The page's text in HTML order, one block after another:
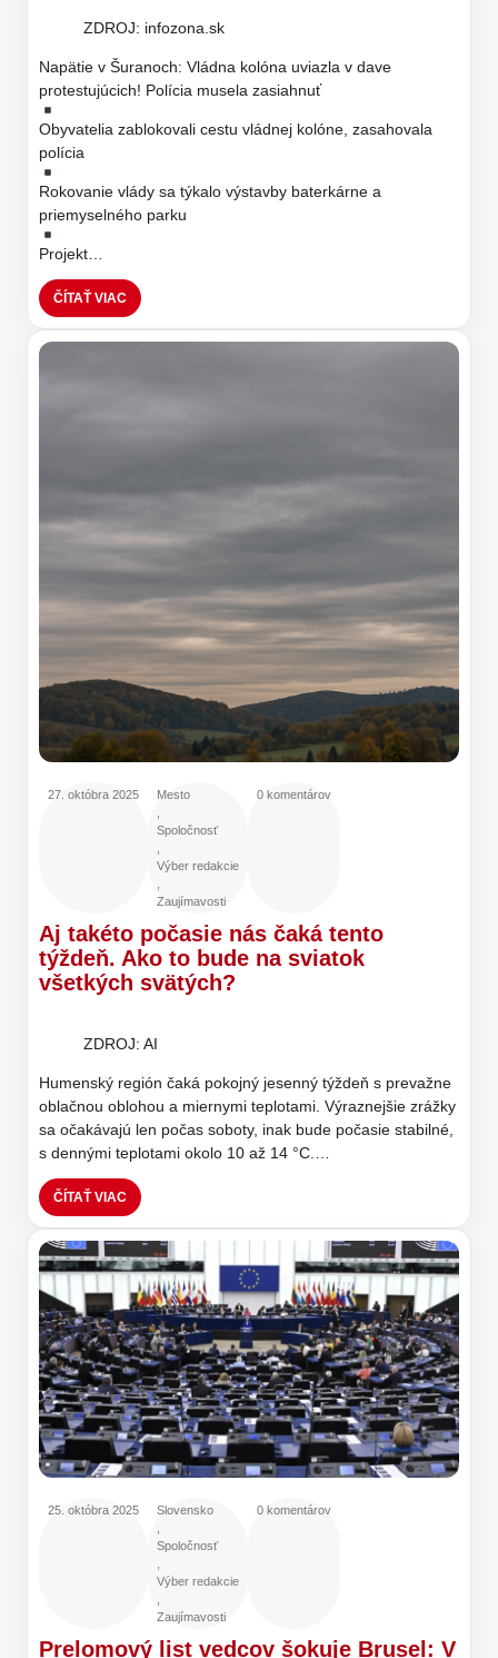
ZDROJ: infozona.sk
Napätie v Šuranoch: Vládna kolóna uviazla v dave
protestujúcich! Polícia musela zasiahnuť
Obyvatelia zablokovali cestu vládnej kolóne, zasahovala
polícia
Rokovanie vlády sa týkalo výstavby baterkárne a
priemyselného parku
Projekt…
ČÍTAŤ VIAC
27. októbra 2025
Mesto
Spoločnosť
Výber redakcie
Zaujímavosti
0 komentárov
Aj takéto počasie nás čaká tento
týždeň. Ako to bude na sviatok
všetkých svätých?
ZDROJ: AI
Humenský región čaká pokojný jesenný týždeň s prevažne
oblačnou oblohou a miernymi teplotami. Výraznejšie zrážky
sa očakávajú len počas soboty, inak bude počasie stabilné,
s dennými teplotami okolo 10 až 14 °C.…
ČÍTAŤ VIAC
25. októbra 2025
Slovensko
Spoločnosť
Výber redakcie
Zaujímavosti
0 komentárov
Prelomový list vedcov šokuje Brusel: V